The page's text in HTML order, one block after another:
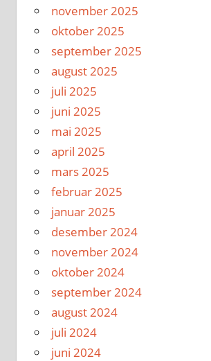
november 2025
oktober 2025
september 2025
august 2025
juli 2025
juni 2025
mai 2025
april 2025
mars 2025
februar 2025
januar 2025
desember 2024
november 2024
oktober 2024
september 2024
august 2024
juli 2024
juni 2024